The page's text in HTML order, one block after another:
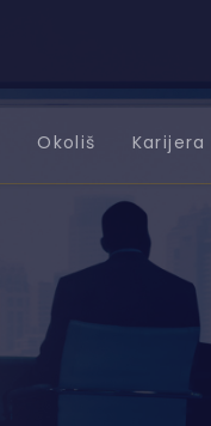
Okoliš Karijera